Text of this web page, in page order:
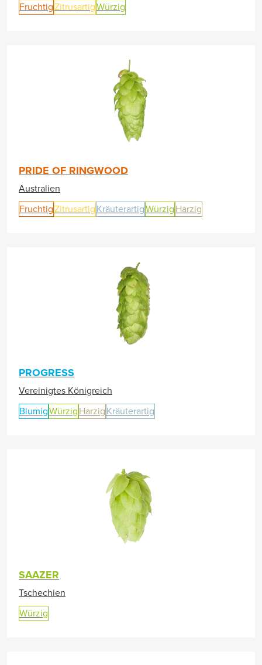
FruchtigZitrusartigWürzig
PRIDE OF RINGWOOD
Australien
FruchtigZitrusartig KräuterartigWürzig Harzig
PROGRESS
Vereinigtes Königreich
BlumigWürzig Harzig Kräuterartig
SAAZER
Tschechien
Würzig